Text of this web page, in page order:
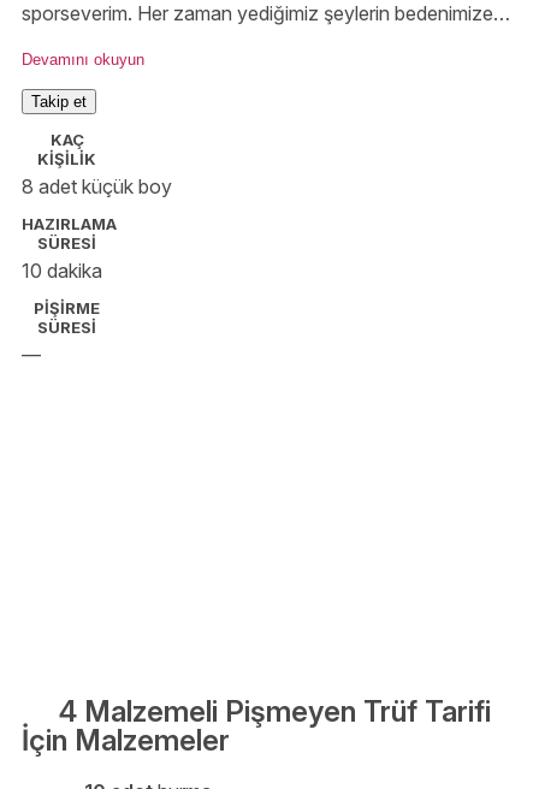
sporseverim. Her zaman yediğimiz şeylerin bedenimize
ve ruh halimize etkisinin çok büyük olduğunu savunurum.
Devamını okuyun
Takip et
KAÇ
KİŞİLİK
8 adet küçük boy
HAZIRLAMA
SÜRESİ
10 dakika
PİŞİRME
SÜRESİ
—
4 Malzemeli Pişmeyen Trüf Tarifi
İçin Malzemeler